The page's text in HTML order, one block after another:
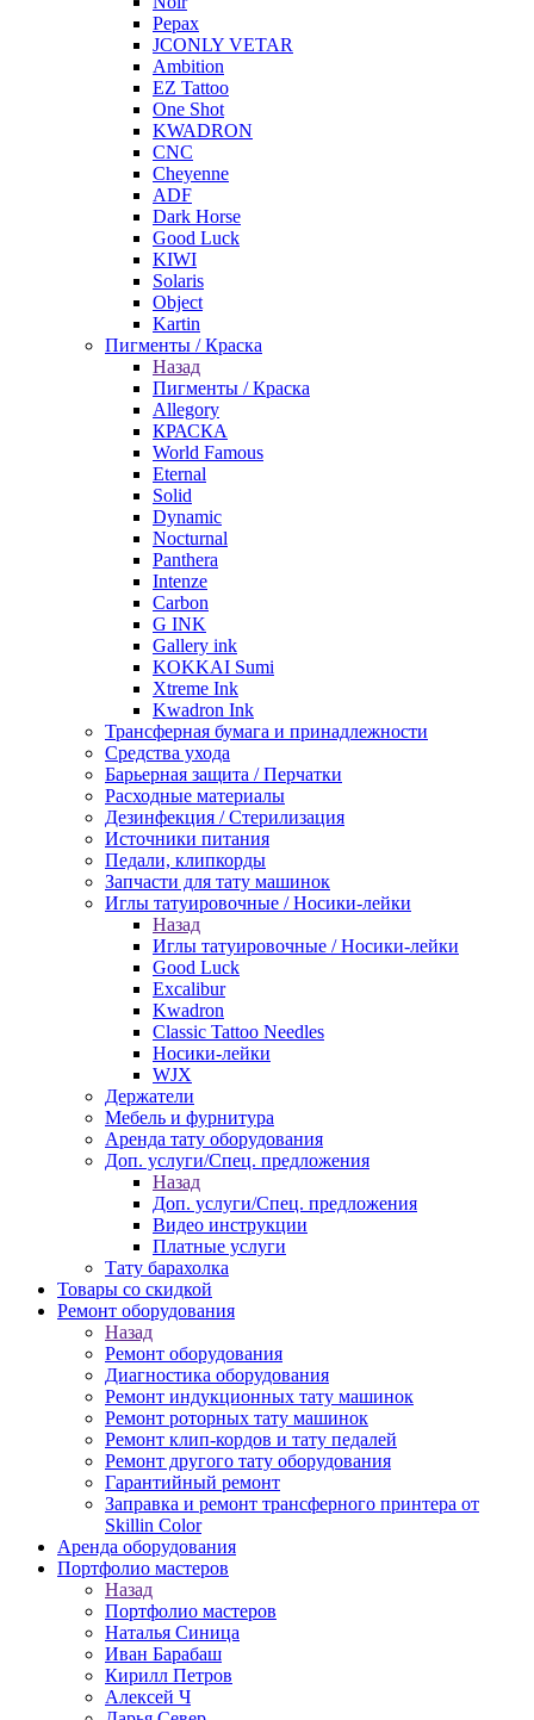
Pepax
JCONLY VETAR
Ambition
EZ Tattoo
One Shot
KWADRON
CNC
Cheyenne
ADF
Dark Horse
Good Luck
KIWI
Solaris
Object
Kartin
Пигменты / Краска
Назад
Пигменты / Краска
Allegory
КРАСКА
World Famous
Eternal
Solid
Dynamic
Nocturnal
Panthera
Intenze
Carbon
G INK
Gallery ink
KOKKAI Sumi
Xtreme Ink
Kwadron Ink
Трансферная бумага и принадлежности
Средства ухода
Барьерная защита / Перчатки
Расходные материалы
Дезинфекция / Стерилизация
Источники питания
Педали, клипкорды
Запчасти для тату машинок
Иглы татуировочные / Носики-лейки
Назад
Иглы татуировочные / Носики-лейки
Good Luck
Excalibur
Kwadron
Classic Tattoo Needles
Носики-лейки
WJX
Держатели
Мебель и фурнитура
Аренда тату оборудования
Доп. услуги/Спец. предложения
Назад
Доп. услуги/Спец. предложения
Видео инструкции
Платные услуги
Тату барахолка
Товары со скидкой
Ремонт оборудования
Назад
Ремонт оборудования
Диагностика оборудования
Ремонт индукционных тату машинок
Ремонт роторных тату машинок
Ремонт клип-кордов и тату педалей
Ремонт другого тату оборудования
Гарантийный ремонт
Заправка и ремонт трансферного принтера от
Skillin Color
Аренда оборудования
Портфолио мастеров
Назад
Портфолио мастеров
Наталья Синица
Иван Барабаш
Кирилл Петров
Алексей Ч